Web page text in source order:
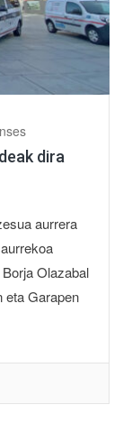
dira
aurrera
Olazabal
eta Garapen